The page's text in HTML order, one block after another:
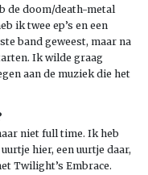
de doom/death-metal
ik twee ep’s en een
band geweest, maar na
Ik wilde graag
aan de muziek die het
niet full time. Ik heb
hier, een uurtje daar,
Twilight’s Embrace.